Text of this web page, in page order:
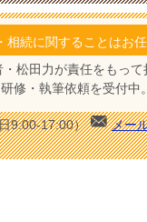
相続に関することはお
・松田力が責任をもっ
修・執筆依頼を受付中。
9:00-17:00）
メー